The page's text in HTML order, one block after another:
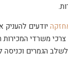
יודעים להעניק
צרכי משרדי
לשלב הגמרים